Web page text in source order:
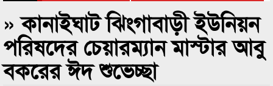
আলোচনা সভা ও সম্মাননা প্রদান
কানাইঘাটের কিশোর আহাদের খুনি
» কানাইঘাট ঝিংগাবাড়ী ইউনিয়ন
পরিষদের চেয়ারম্যান মাস্টার আবু
বকরের ঈদ শুভেচ্ছা